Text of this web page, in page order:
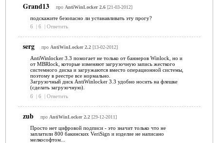
Grand13 про AntiWinLocker 2.6[21-03-2012]
подскажите безопасно ли устанавливать эту прогу?
6
| 6 | Ответить
serg про AntiWinLocker 2.2[13-02-2012]
AntiWinlocker 3.3 помогает не только от баннеров Winlock, но и
от MBRlock, которые изменяют загрузочную запись жесткого
системного диска и загружаются вместо операционной системы,
поэтому в реестре все нормально.
Загрузочный диск AntiWinlocker 3.3 удобно носить на флешке
(сделать загрузочную).
6
| 6 | Ответить
zub про AntiWinLocker 2.2[29-12-2011]
Просто нет цифровой подписи - это значит только что не
заплатили 800 бакинских VeriSign и изделие не написано
мелкософтом...